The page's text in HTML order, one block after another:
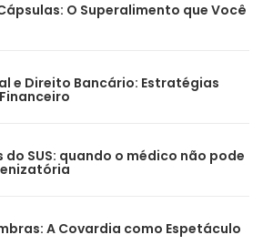
O Superalimento que Você
e Direito Bancário: Estratégias
SUS: quando o médico não pode
A Covardia como Espetáculo